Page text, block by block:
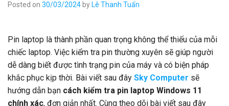
Posted on 30/03/2024 by Lê Thanh Tuấn
Pin laptop là thành phần quan trọng không thể thiếu của mỗi
chiếc laptop. Việc kiểm tra pin thường xuyên sẽ giúp người
dễ dàng biết được tình trạng pin của máy và có biện pháp
khắc phục kịp thời. Bài viết sau đây Sky Computer sẽ
hướng dẫn bạn cách kiểm tra pin laptop Windows 11
chính xác, đơn giản nhất. Cùng theo dõi bài viết sau đây